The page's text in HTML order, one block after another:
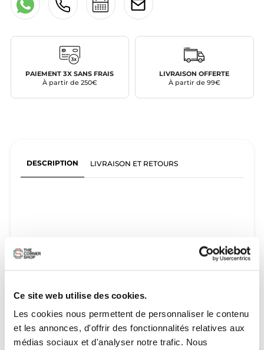
Ce site web utilise des cookies.
Les cookies nous permettent de personnaliser le contenu
et les annonces, d'offrir des fonctionnalités relatives aux
médias sociaux et d'analyser notre trafic. Nous
PAIEMENT 3X SANS FRAIS
À partir de 250€
LIVRAISON OFFERTE
À partir de 99€
DESCRIPTION LIVRAISON ET RETOURS